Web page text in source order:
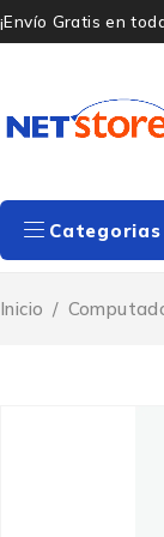
¡Envío Gratis en
Categorias
Inicio /